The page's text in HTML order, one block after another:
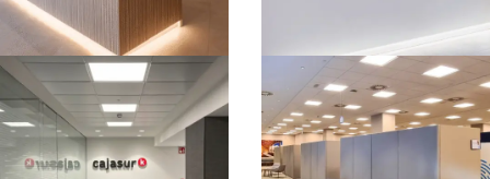
OFICINAS
DAPLAST –
CÓRDOBA
OFICINAS
MAPFRE DT –
BADAJOZ